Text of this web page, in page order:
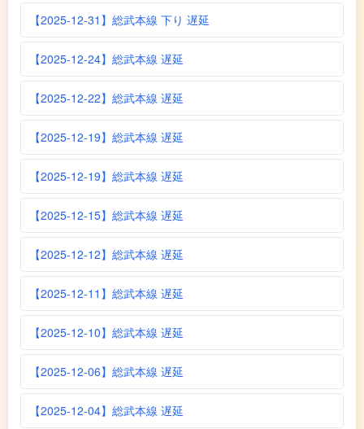
【2025-12-31】総武本線 下り 遅延
【2025-12-24】総武本線 遅延
【2025-12-22】総武本線 遅延
【2025-12-19】総武本線 遅延
【2025-12-19】総武本線 遅延
【2025-12-15】総武本線 遅延
【2025-12-12】総武本線 遅延
【2025-12-11】総武本線 遅延
【2025-12-10】総武本線 遅延
【2025-12-06】総武本線 遅延
【2025-12-04】総武本線 遅延